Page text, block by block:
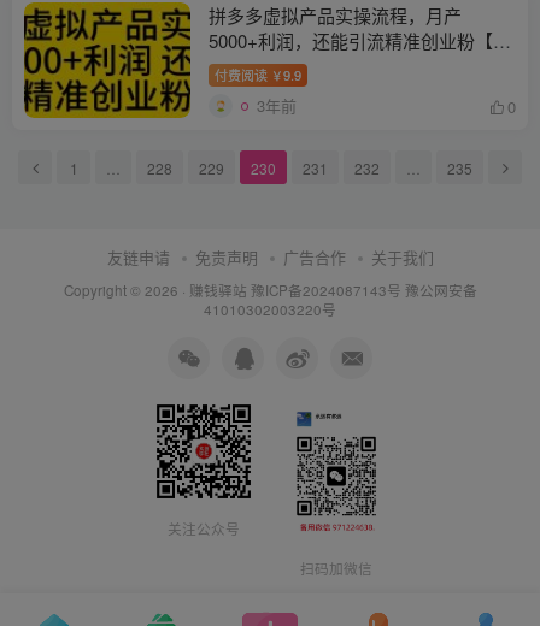
拼多多虚拟产品实操流程，月产
5000+利润，还能引流精准创业粉【揭
秘】
付费阅读 ￥9.9
3年前 0
1 228 229 230 231 232 235
友链申请 免责声明 广告合作 关于我们
Copyright © 2026 · 赚钱驿站 豫ICP备2024087143号 豫公网安备
41010302003220号
关注公众号
扫码加微信